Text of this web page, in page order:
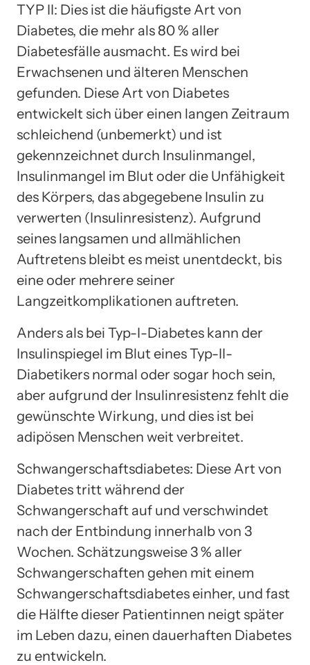
TYP II: Dies ist die häufigste Art von
Diabetes, die mehr als 80 % aller
Diabetesfälle ausmacht. Es wird bei
Erwachsenen und älteren Menschen
gefunden. Diese Art von Diabetes
entwickelt sich über einen langen Zeitraum
schleichend (unbemerkt) und ist
gekennzeichnet durch Insulinmangel,
Insulinmangel im Blut oder die Unfähigkeit
des Körpers, das abgegebene Insulin zu
verwerten (Insulinresistenz). Aufgrund
seines langsamen und allmählichen
Auftretens bleibt es meist unentdeckt, bis
eine oder mehrere seiner
Langzeitkomplikationen auftreten.
Anders als bei Typ-I-Diabetes kann der
Insulinspiegel im Blut eines Typ-II-
Diabetikers normal oder sogar hoch sein,
aber aufgrund der Insulinresistenz fehlt die
gewünschte Wirkung, und dies ist bei
adipösen Menschen weit verbreitet.
Schwangerschaftsdiabetes: Diese Art von
Diabetes tritt während der
Schwangerschaft auf und verschwindet
nach der Entbindung innerhalb von 3
Wochen. Schätzungsweise 3 % aller
Schwangerschaften gehen mit einem
Schwangerschaftsdiabetes einher, und fast
die Hälfte dieser Patientinnen neigt später
im Leben dazu, einen dauerhaften Diabetes
zu entwickeln.